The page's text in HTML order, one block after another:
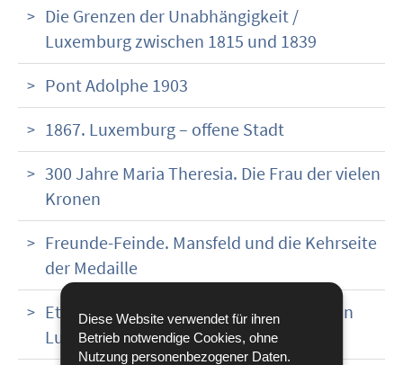
Diese Website verwendet für ihren
Betrieb notwendige Cookies, ohne
Nutzung personenbezogener Daten.
Die Grenzen der Unabhängigkeit /
Luxemburg zwischen 1815 und 1839
Pont Adolphe 1903
1867. Luxemburg – offene Stadt
300 Jahre Maria Theresia. Die Frau der vielen
Kronen
Freunde-Feinde. Mansfeld und die Kehrseite
der Medaille
Et wor emol e Kanonéier - Die Artillerie in
Luxemburg